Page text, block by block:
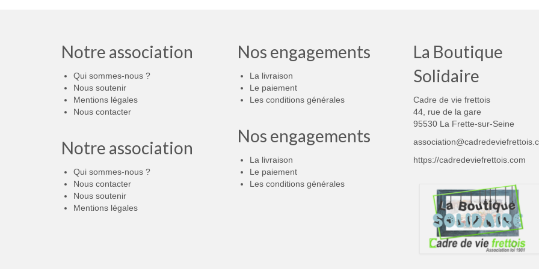
Notre association
Qui sommes-nous ?
Nous soutenir
Mentions légales
Nous contacter
Notre association
Qui sommes-nous ?
Nous contacter
Nous soutenir
Mentions légales
Nos engagements
La livraison
Le paiement
Les conditions générales
Nos engagements
La livraison
Le paiement
Les conditions générales
La Boutique
Solidaire
Cadre de vie frettois
44, rue de la gare
95530 La Frette-sur-Seine
https://cadredeviefrettois.com